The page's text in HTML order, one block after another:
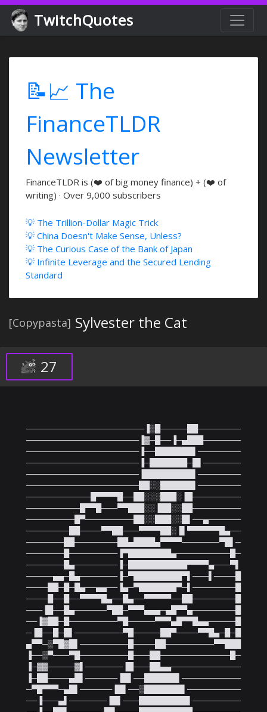
TwitchQuotes
📝📈 The
FinanceTLDR
Newsletter
FinanceTLDR is (❤️ of big money finance) + (❤️ of
writing) · Over 9,000 subscribers
💡 The Trillion-Dollar Magic Trick
💡 China Doesn't Make Sense, Unless?
💡 The Curious Case of the Bank of Japan
💡 Infinite Leverage and the Secured Lending
Standard
[Copypasta] Sylvester the Cat
27
──────────────────────▐▒█─────██────────
─────────────────────▐▓─█──▐─▄███───────
─────────────────────▐──███████▌────────
─────────────────────▐─███████─█▌───────
─────────────────────▐█████████▌────────
─────────────────────██░░██████▌────────
────────────█▀▀▀▀█──██░░░███░▐█─────────
──────────█▀▀█───▀▀███░░▐██░░██─────────
─────────█▀─────────██░░███░░█▌──▄──────
────────██────▀▀██───▀▀▀▀██░▐▌▀▀▀▀▀▀█▄──
───────██────────██▄████▄▀▀▀▀───────▀█▌─
───────█─────────▐▀████████▄──────────█─
───────█▄────────▐─███████████▀▀▀▀▄───▀▌
─────▄▄─█▄───────▐─▀█████████▀▌───▌────█
────██─█─█▄──▄▄──▐▄─▀███████▀─▌────────█
────█──█──▀▀▀▀█▄──█▄──▀▀▀▀▀──██────────█
───▐█──█▄──────▀██─▀▀▀▄▄▄─▄█▀▀▄────────█
──▐▓██─█─────────▀█─────▀▀▀▄█▀▀█▄▄─────█
─▐█──█─█▌─────────▀█─────██▀────▀▀█▄─█─█
▄▀▀─▒▀█▓█▌─────────█────██─────────▀▀███
▐──▒▀───▀█─────────█───██─────────────█─
▐─▓▓─────▓▌───────▐█───██▄▄─────────────
▐─██────▄█▌──────▐█▌──██████▌───────────
─▀█▀▀▀─▄█▌──────▐█▌──▒███████▌──────────
──▐───▄▌───────▐█▌───█████████▌─────────